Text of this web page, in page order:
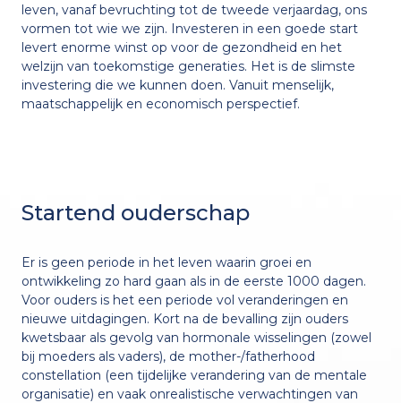
leven, vanaf bevruchting tot de tweede verjaardag, ons
vormen tot wie we zijn. Investeren in een goede start
levert enorme winst op voor de gezondheid en het
welzijn van toekomstige generaties. Het is de slimste
investering die we kunnen doen. Vanuit menselijk,
maatschappelijk en economisch perspectief.
Startend ouderschap
Er is geen periode in het leven waarin groei en
ontwikkeling zo hard gaan als in de eerste 1000 dagen.
Voor ouders is het een periode vol veranderingen en
nieuwe uitdagingen. Kort na de bevalling zijn ouders
kwetsbaar als gevolg van hormonale wisselingen (zowel
bij moeders als vaders), de mother-/fatherhood
constellation (een tijdelijke verandering van de mentale
organisatie) en vaak onrealistische verwachtingen van